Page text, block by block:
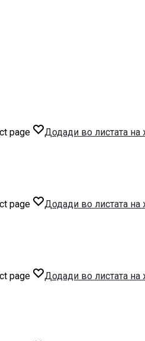
page Додади во листата на
page Додади во листата на
page Додади во листата на